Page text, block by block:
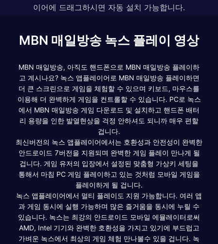
이어에 드래그하시면 자동 설치 가능합니다.
MBN 매일방송 녹스 플레이 영상
MBN 매일방송, 아직도 핸드폰으로 MBN 매일방송 플레이하
고 계시나요? 녹스 앱플레이어로 MBN 매일방송 플레이하면
더 큰 스크린으로 게임을 체험할 수 있으며 키보드, 마우스를
이용해 더 완벽하게 게임을 컨트롤할 수 있습니다. PC로 녹스
에서 MBN 매일방송 게임 다운로드 및 설치하고 핸드폰 배터
리 용량을 인한 발열현상을 걱정 안하셔도 되니까 매우 편할
겁니다.
최신버전의 녹스 앱플레이어에서는 호환성과 안전성이 완벽한
안드로이드 7버전을 지원되며 완벽한 게임 플레이 만나게 될
겁니다. 게임 유저의 입장에서 설정된 맞춤형 가상키 세팅을
통해서 마침 PC 게임 플레이하고 있는 것처럼 모바일 게임을
플레이하게 될 겁니다.
녹스 앱플레이어에서 멀티 플레이도 지원 가능합니다. 여러 앱
과 게임 동시에 실행 가능하며 많은 즐거움을 동시에 누릴 수
있습니다. 녹스는 최강의 안드로이드 모바일 에뮬레이터로써
AMD, Intel 기기와 완벽한 호환성을 가지고 있기에 부드럽고
가벼운 녹스에서 최상의 게임 체험 만나볼수 있을 겁니다. 녹